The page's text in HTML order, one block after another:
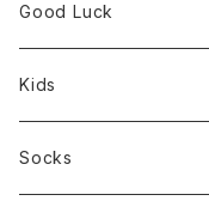
Good Luck
Kids
Socks